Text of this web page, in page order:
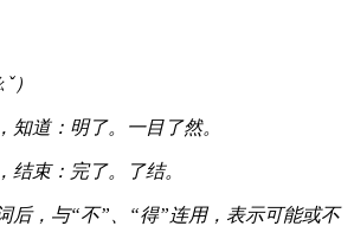
）
知道：明了。一目了然。
结束：完了。了结。
后，与“不”、“得”连用，表示可能或不